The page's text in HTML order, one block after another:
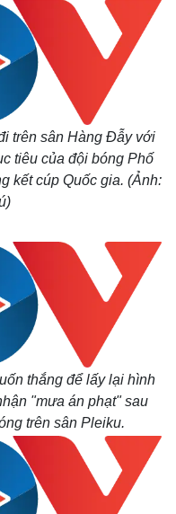
trên sân Hàng Đẫy với
tiêu của đội bóng Phố
kết cúp Quốc gia. (Ảnh:
thắng để lấy lại hình
"mưa án phạt" sau
trên sân Pleiku.